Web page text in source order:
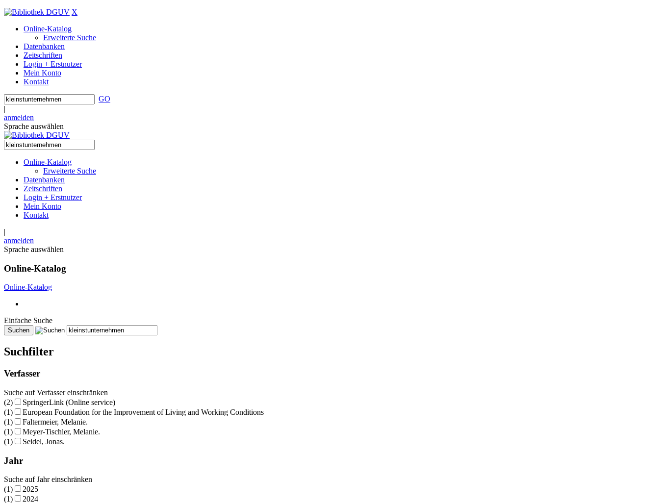
X
Online-Katalog
Erweiterte Suche
Datenbanken
Zeitschriften
Login + Erstnutzer
Mein Konto
Kontakt
GO
|
anmelden
Sprache auswählen
Online-Katalog
Erweiterte Suche
Datenbanken
Zeitschriften
Login + Erstnutzer
Mein Konto
Kontakt
|
anmelden
Sprache auswählen
Online-Katalog
Online-Katalog
Einfache Suche
Suchfilter
Verfasser
Suche auf Verfasser einschränken
(2)
SpringerLink (Online service)
(1)
European Foundation for the Improvement of Living and Working Conditions
(1)
Faltermeier, Melanie.
(1)
Meyer-Tischler, Melanie.
(1)
Seidel, Jonas.
Jahr
Suche auf Jahr einschränken
(1)
2025
(1)
2024